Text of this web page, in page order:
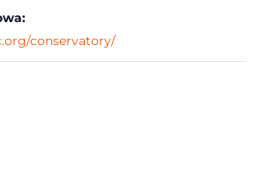
conservatory/